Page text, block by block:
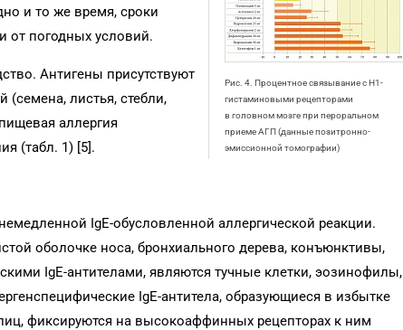
Рис. 4. Процентное связывание с Η1-
гистаминовыми рецепторами
в головном мозге при пероральном
приеме АГП (данные позитронно-
эмиссионной томографии)
и то же время, сроки
от погодных условий.
Антигены присутствуют
(семена, листья, стебли,
аллергия
(табл. 1) [5].
IgE-обусловленной аллергической реакции.
оболочке носа, бронхиального дерева, конъюнктивы,
IgE-антителами, являются тучные клетки, эозинофилы,
IgE-антитела, образующиеся в избытке
фиксируются на высокоаффинных рецепторах к ним